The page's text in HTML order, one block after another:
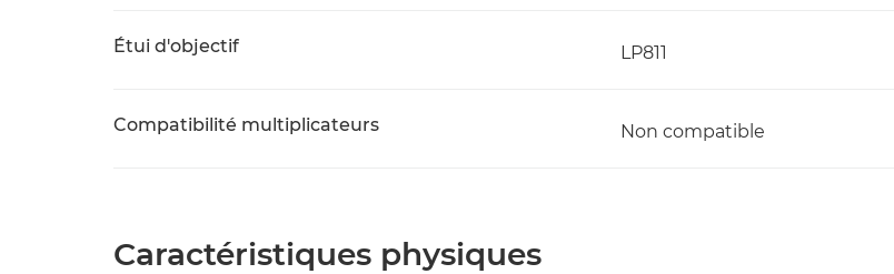
Étui d'objectif LP811
Compatibilité multiplicateurs Non compatible
Caractéristiques physiques